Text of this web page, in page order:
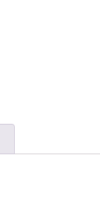
stato comunicato
corriere. Da allora